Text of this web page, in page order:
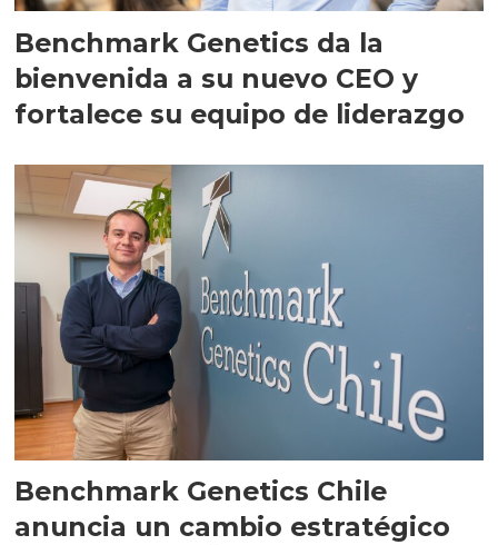
Benchmark Genetics da la
bienvenida a su nuevo CEO y
fortalece su equipo de liderazgo
Benchmark Genetics Chile
anuncia un cambio estratégico